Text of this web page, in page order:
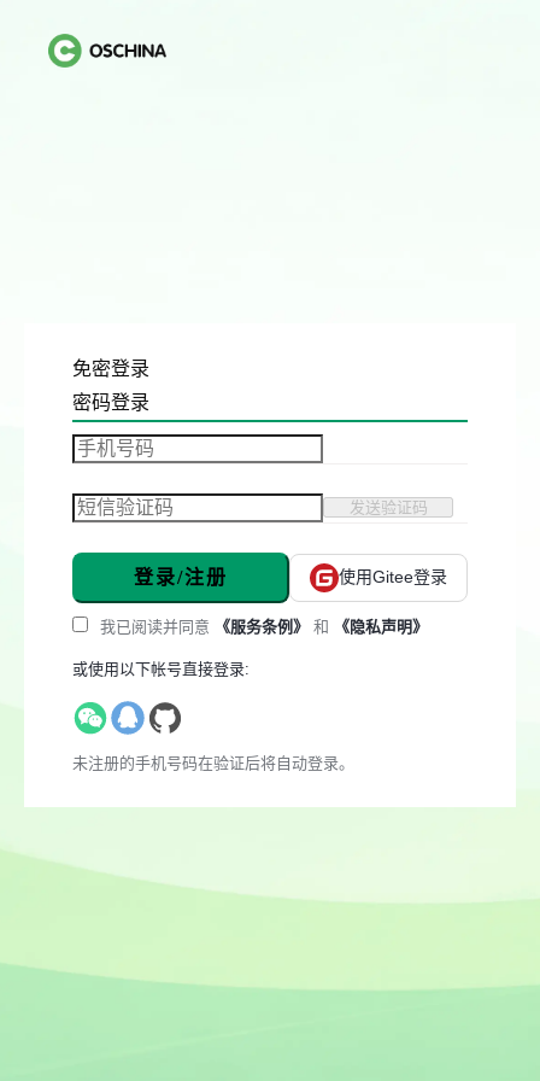
免密登录
密码登录
发送验证码
登录/注册 使用Gitee登录
我已阅读并同意 《服务条例》 和 《隐私声明》
或使用以下帐号直接登录:
未注册的手机号码在验证后将自动登录。